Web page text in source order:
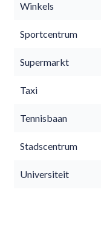
Winkels
Sportcentrum
Supermarkt
Taxi
Tennisbaan
Stadscentrum
Universiteit